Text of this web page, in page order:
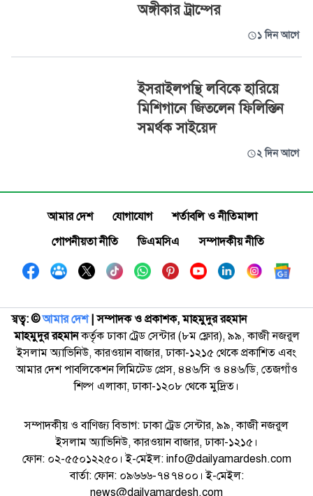
অঙ্গীকার ট্রাম্পের
১ দিন আগে
ইসরাইলপন্থি লবিকে হারিয়ে
মিশিগানে জিতলেন ফিলিস্তিন
সমর্থক সাইয়েদ
২ দিন আগে
আমার দেশ যোগাযোগ
শর্তাবলি ও নীতিমালা
গোপনীয়তা নীতি
ডিএমসিএ সম্পাদকীয় নীতি
স্বত্ব: ©️আমার দেশ| সম্পাদক ও প্রকাশক, মাহমুদুর রহমান
মাহমুদুর রহমানকর্তৃক ঢাকা ট্রেড সেন্টার (৮ম ফ্লোর), ৯৯, কাজী নজরুল
ইসলাম অ্যাভিনিউ, কারওয়ান বাজার, ঢাকা-১২১৫ থেকে প্রকাশিত এবং
আমার দেশ পাবলিকেশন লিমিটেড প্রেস, ৪৪৬/সি ও ৪৪৬/ডি, তেজগাঁও
শিল্প এলাকা, ঢাকা-১২০৮ থেকে মুদ্রিত।
সম্পাদকীয় ও বাণিজ্য বিভাগ: ঢাকা ট্রেড সেন্টার, ৯৯, কাজী নজরুল
ইসলাম অ্যাভিনিউ, কারওয়ান বাজার, ঢাকা-১২১৫।
ফোন: ০২-৫৫০১২২৫০। ই-মেইল: info@dailyamardesh.com
বার্তা: ফোন: ০৯৬৬৬-৭৪৭৪০০। ই-মেইল:
news@dailyamardesh.com